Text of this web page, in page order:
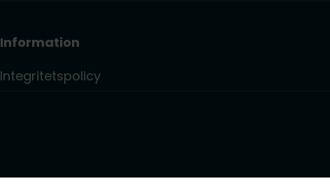
Information
Integritetspolicy